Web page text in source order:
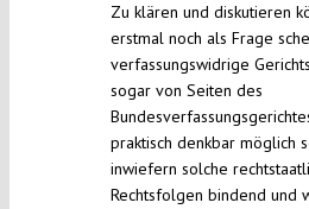
Zu klären und diskutieren
erstmal noch als Frage
verfassungswidrige
sogar von Seiten des
praktisch denkbar möglich
inwiefern solche
Rechtsfolgen bindend und